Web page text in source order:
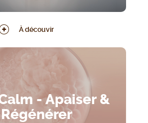
À découvir
- Apaiser &
Régénérer